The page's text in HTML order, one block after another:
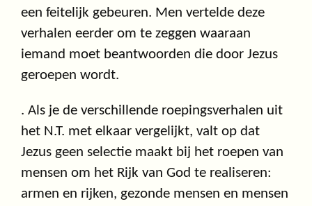
een feitelijk gebeuren. Men vertelde deze
verhalen eerder om te zeggen waaraan
iemand moet beantwoorden die door Jezus
geroepen wordt.
. Als je de verschillende roepingsverhalen uit
het N.T. met elkaar vergelijkt, valt op dat
Jezus geen selectie maakt bij het roepen van
mensen om het Rijk van God te realiseren:
armen en rijken, gezonde mensen en mensen